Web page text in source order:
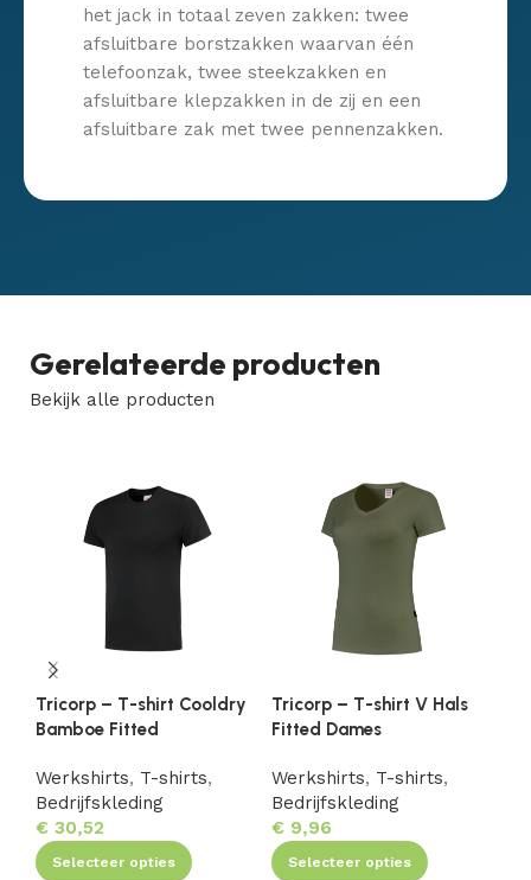
het jack in totaal zeven zakken: twee
afsluitbare borstzakken waarvan één
telefoonzak, twee steekzakken en
afsluitbare klepzakken in de zij en een
afsluitbare zak met twee pennenzakken.
Gerelateerde producten
Bekijk alle producten
Tricorp – T-shirt Cooldry
Bamboe Fitted
Werkshirts, T-shirts,
Bedrijfskleding
€ 30,52
Selecteer opties
Tricorp – T-shirt V Hals
Fitted Dames
Werkshirts, T-shirts,
Bedrijfskleding
€9,96
Selecteer opties